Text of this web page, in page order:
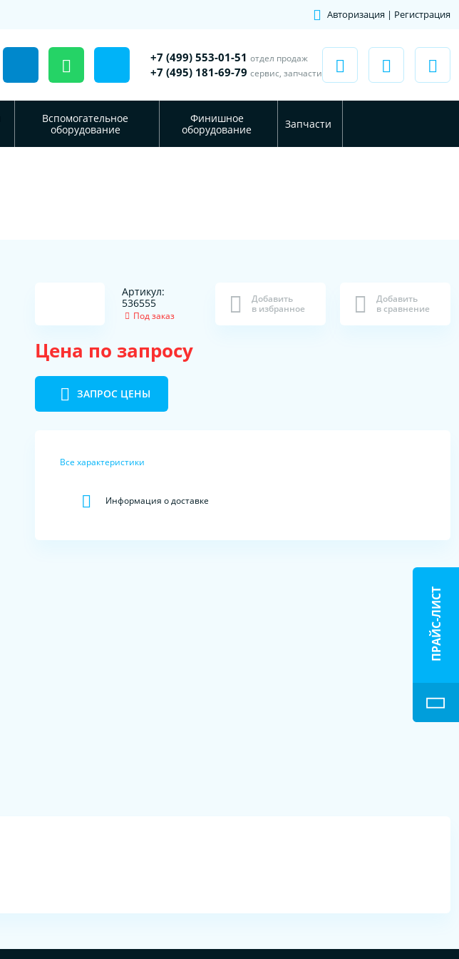
Авторизация | Регистрация
+7 (499) 553-01-51 отдел продаж
+7 (495) 181-69-79 сервис, запчасти
Вспомогательное
оборудование
Финишное
оборудование
Запчасти
Артикул:
536555
Под заказ
Добавить
в избранное
Добавить
в сравнение
Цена по запросу
ЗАПРОС ЦЕНЫ
Все характеристики
Информация о доставке
ПРАЙС-ЛИСТ